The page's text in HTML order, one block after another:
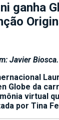
ganha
Javier Biosca.
Globe da
virtual
por Tina